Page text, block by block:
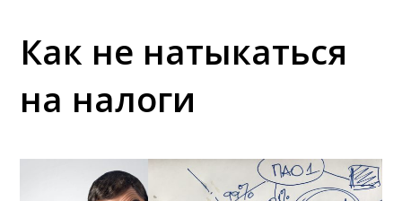
Как не натыкаться
на налоги